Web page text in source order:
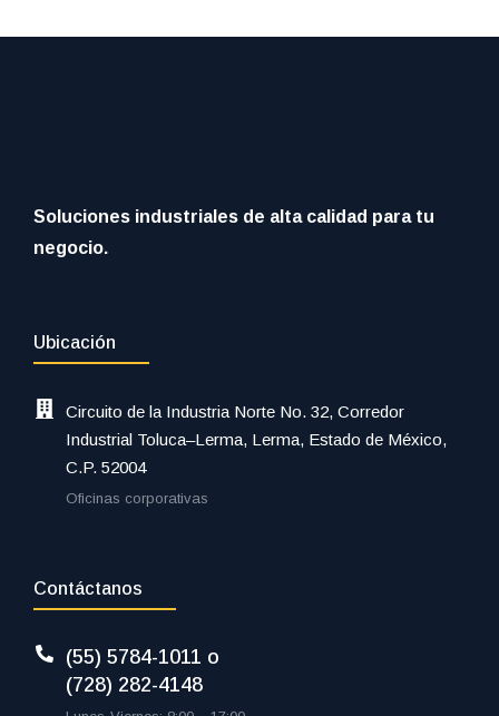
Soluciones industriales de alta calidad para tu
negocio.
Ubicación
Circuito de la Industria Norte No. 32, Corredor
Industrial Toluca–Lerma, Lerma, Estado de México,
C.P. 52004
Oficinas corporativas
Contáctanos
(55) 5784-1011 o
(728) 282-4148